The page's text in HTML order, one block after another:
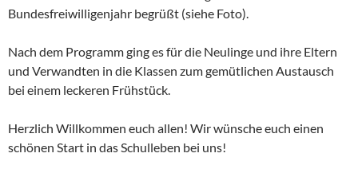
Bundesfreiwilligenjahr begrüßt (siehe Foto).
Nach dem Programm ging es für die Neulinge und ihre Eltern
und Verwandten in die Klassen zum gemütlichen Austausch
bei einem leckeren Frühstück.
Herzlich Willkommen euch allen! Wir wünsche euch einen
schönen Start in das Schulleben bei uns!